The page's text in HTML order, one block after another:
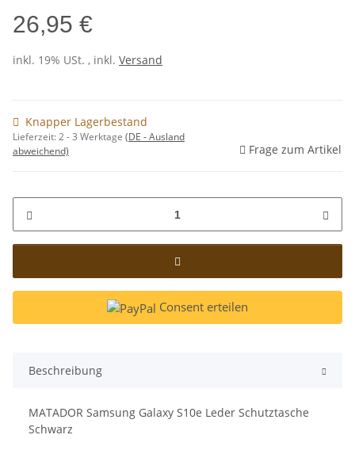
26,95 €
inkl. 19% USt. , inkl. Versand
Knapper Lagerbestand
Lieferzeit:2 - 3 Werktage (DE - Ausland
abweichend)
Frage zum Artikel
Consent erteilen
Beschreibung
MATADOR Samsung Galaxy S10e Leder Schutztasche
Schwarz